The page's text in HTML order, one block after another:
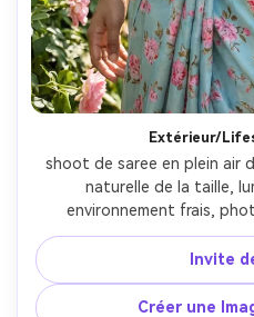
Extérieur/
shoot de saree en plein air
naturelle de la taille,
environnement frais,
Invite
Créer une